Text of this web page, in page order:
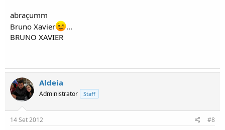
abraçumm
Bruno Xavier
...
BRUNO XAVIER
Aldeia
Administrator Staff
14 Set 2012 #8